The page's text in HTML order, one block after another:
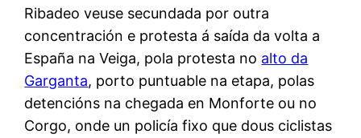
Ribadeo veuse secundada por outra
concentración e protesta á saída da volta a
España na Veiga, pola protesta no alto da
Garganta, porto puntuable na etapa, polas
detencións na chegada en Monforte ou no
Corgo, onde un policía fixo que dous ciclistas